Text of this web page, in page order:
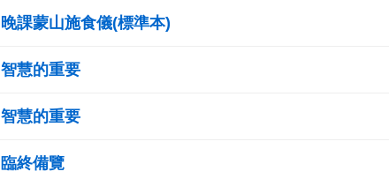
晚課蒙山施食儀(標準本)
智慧的重要
智慧的重要
臨終備覽